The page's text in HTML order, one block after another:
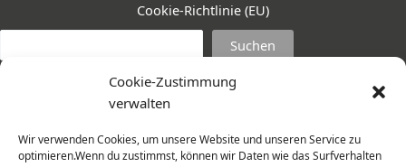
Cookie-Zustimmung
verwalten
Wir verwenden Cookies, um unsere Website und unseren Service zu
optimieren.Wenn du zustimmst, können wir Daten wie das Surfverhalten
Cookie-Richtlinie (EU)
Suchen